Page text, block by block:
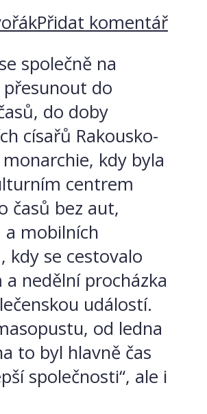
Přidat komentář
společně na
do
do doby
císařů Rakousko-
kdy byla
centrem
časů bez aut,
a mobilních
kdy se cestovalo
a nedělní procházka
událostí.
od ledna
to byl hlavně čas
společnosti“, ale i